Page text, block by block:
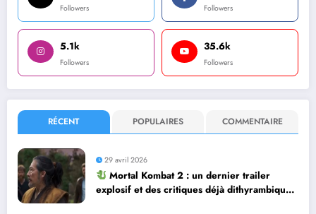
Followers Followers
5.1k
Followers
35.6k
Followers
RÉCENT POPULAIRES COMMENTAIRE
29 avril 2026
Mortal Kombat 2 : un dernier trailer
explosif et des critiques déjà dithyrambiques